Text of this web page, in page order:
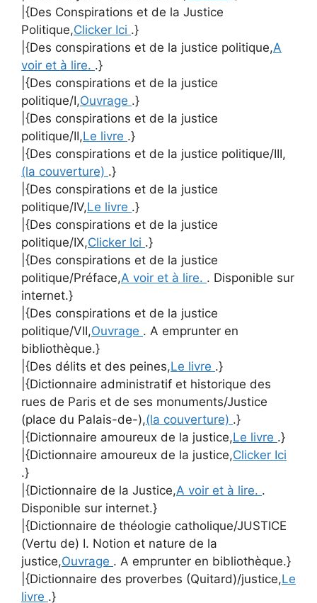
|{Des Conspirations et de la Justice
Politique,Clicker Ici .}
|{Des conspirations et de la justice politique,A
voir et à lire. .}
|{Des conspirations et de la justice
politique/I,Ouvrage .}
|{Des conspirations et de la justice
politique/II,Le livre .}
|{Des conspirations et de la justice politique/III,
(la couverture) .}
|{Des conspirations et de la justice
politique/IV,Le livre .}
|{Des conspirations et de la justice
politique/IX,Clicker Ici .}
|{Des conspirations et de la justice
politique/Préface,A voir et à lire. . Disponible sur
internet.}
|{Des conspirations et de la justice
politique/VII,Ouvrage . A emprunter en
bibliothèque.}
|{Des délits et des peines,Le livre .}
|{Dictionnaire administratif et historique des
rues de Paris et de ses monuments/Justice
(place du Palais-de-),(la couverture) .}
|{Dictionnaire amoureux de la justice,Le livre .}
|{Dictionnaire amoureux de la justice,Clicker Ici
.}
|{Dictionnaire de la Justice,A voir et à lire. .
Disponible sur internet.}
|{Dictionnaire de théologie catholique/JUSTICE
(Vertu de) I. Notion et nature de la
justice,Ouvrage . A emprunter en bibliothèque.}
|{Dictionnaire des proverbes (Quitard)/justice,Le
livre .}